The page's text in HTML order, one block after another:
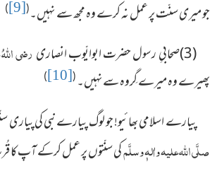
جو میری سنّت پر عمل نہ کرے وہ مجھ سے نہیں۔(
[9]
)
(3)صحابیِ رسول حضرت ابوایّوب انصاری رضی
پھیرے وہ میرے گِروہ سے نہیں۔ (
[10]
)
پیارے اسلامی بھائیو! جو لوگ پیارے نبی کی پیاری
صلَّی اللہ علیہ واٰلہٖ وسلَّمکی سنّتوں پر عمل کرکے آپ کا